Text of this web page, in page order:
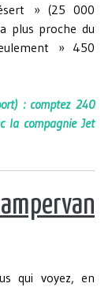
» (25 000
plus proche du
» 450
: comptez 240
la compagnie Jet
qui voyez, en